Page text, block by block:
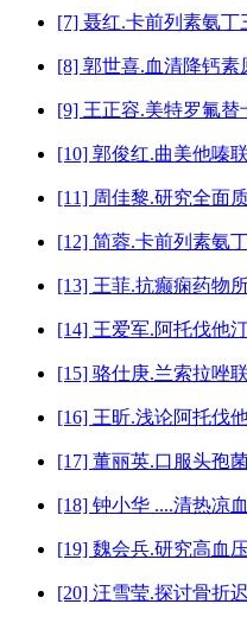
[7] 聂红.卡前列素氨
[8] 郭世喜.血清降钙
[9] 王正容.美特罗氟
[10] 郭俊红.曲美他嗪
[11] 周佳黎.研究全面
[12] 简蓉.卡前列素氨
[13] 王菲.抗癫痫药物
[14] 王爱军.阿托伐他
[15] 骆仕庚.兰索拉唑
[16] 王昕.浅论阿托伐
[17] 董丽英.口服头孢
[18] 钟小华 ....清热凉
[19] 魏会兵.研究高血
[20] 汪雪莹.探讨骨折